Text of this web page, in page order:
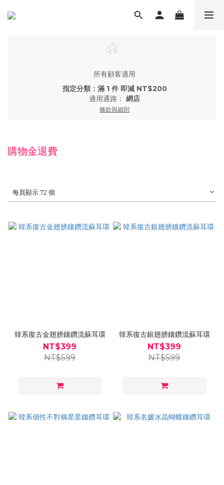
所有顧客適用
指定分類：滿 1 件 即減 NT$200
適用通路： 網店
條款與細則
購物金退費
每頁顯示 72 個
韓系復古金翅膀鑲鑽流蘇耳環
NT$399
NT$599
韓系復古銀翅膀鑲鑽流蘇耳環
NT$399
NT$599